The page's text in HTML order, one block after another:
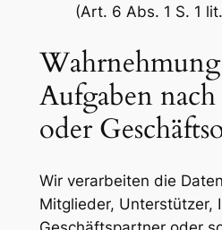
(Art. 6 Abs. 1 S. 1
Aufgaben
oder
Wir verarbeiten die
Mitglieder, Unterstützer,